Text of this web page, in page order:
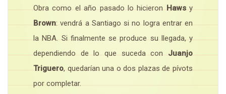
Obra como el año pasado lo hicieron Hawsy
Brown: vendrá a Santiago si no logra entrar en
la NBA. Si finalmente se produce su llegada, y
dependiendo de lo que suceda conJuanjo
Triguero, quedarían una o dos plazas de pívots
por completar.